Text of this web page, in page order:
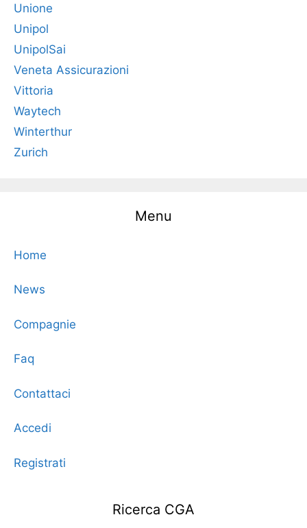
Unione
Unipol
UnipolSai
Veneta Assicurazioni
Vittoria
Waytech
Winterthur
Zurich
Menu
Home
News
Compagnie
Faq
Contattaci
Accedi
Registrati
Ricerca CGA